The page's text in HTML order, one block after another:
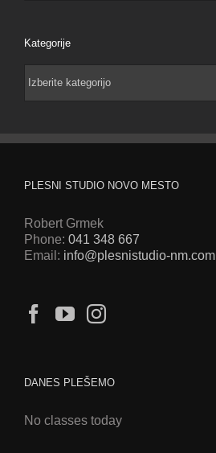
Kategorije
PLESNI STUDIO NOVO MESTO
Robert Grmek
Phone: 041 348 667
Email: info@plesnistudio-nm.com
DANES PLEŠEMO
No classes today